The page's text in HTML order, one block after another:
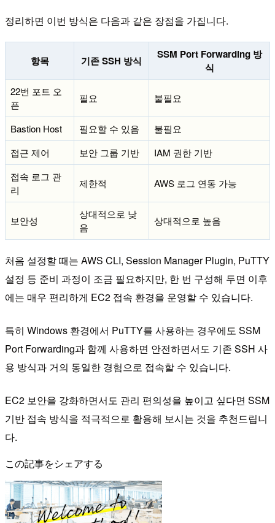
정리하면 이번 방식은 다음과 같은 장점을 가집니다.
항목 기존 SSH 방식
SSM Port Forwarding 방
식
22번 포트 오
픈
필요 불필요
Bastion Host 필요할 수 있음
불필요
접근 제어
보안 그룹 기반
IAM 권한 기반
접속 로그 관
리
제한적 AWS 로그 연동 가능
보안성
상대적으로 낮
음
상대적으로 높음
처음 설정할 때는 AWS CLI, Session Manager Plugin, PuTTY
설정 등 준비 과정이 조금 필요하지만, 한 번 구성해 두면 이후
에는 매우 편리하게 EC2 접속 환경을 운영할 수 있습니다.
특히 Windows 환경에서 PuTTY를 사용하는 경우에도 SSM
Port Forwarding과 함께 사용하면 안전하면서도 기존 SSH 사
용 방식과 거의 동일한 경험으로 접속할 수 있습니다.
EC2 보안을 강화하면서도 관리 편의성을 높이고 싶다면 SSM
기반 접속 방식을 적극적으로 활용해 보시는 것을 추천드립니
다.
この記事をシェアする